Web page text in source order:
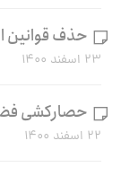
حذف قوانین
۲۳ اسفند ۱۴۰۰
حصارکشی
۲۲ اسفند ۱۴۰۰